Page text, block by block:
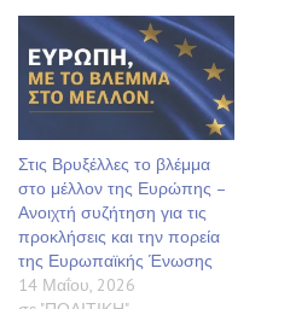
Στις Βρυξέλλες το βλέμμα
στο μέλλον της Ευρώπης –
Ανοιχτή συζήτηση για τις
προκλήσεις και την πορεία
της Ευρωπαϊκής Ένωσης
14 Μαΐου, 2026